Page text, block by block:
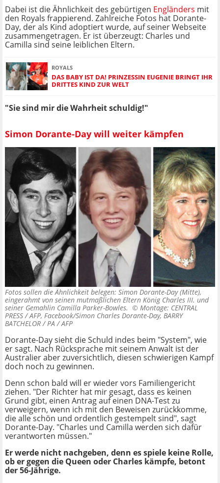
Dabei ist die Ähnlichkeit des gebürtigen Engländers mit
den Royals frappierend. Zahlreiche Fotos hat Dorante-
Day, der als Kind adoptiert wurde, auf seiner Webseite
zusammengetragen. Er ist überzeugt: Charles und
Camilla sind seine leiblichen Eltern.
ROYALS
DAS BABY IST DA! PRINZESSIN EUGENIE BRINGT IHR
DRITTES KIND ZUR WELT
"Sie sind mir die Wahrheit schuldig!"
Simon Dorante-Day will weiter kämpfen
Fotos sollen die Ähnlichkeit belegen: Simon Dorante-Day (Mitte),
eingerahmt von seinen mutmaßlichen Eltern König Charles III. und
seiner Gemahlin Camilla Parker-Bowles. © Montage: CENTRAL
PRESS / AFP, Facebook/Simon Charles Dorante-Day, BARRY
BATCHELOR / PA / AFP
Dorante-Day sieht die Schuld indes beim "System", wie
er sagt. Nach Rücksprache mit seinem Anwalt ist der
Australier aber zuversichtlich, diesen schwierigen Kampf
doch noch zu gewinnen.
Denn schon bald will er wieder vors Familiengericht
ziehen. "Der Richter hat mir gesagt, dass es keinen
Grund gibt, einen Antrag auf einen DNA-Test zu
verweigern, wenn ich mit den Beweisen zurückkomme,
die alle schön und ordentlich gestempelt sind", sagt
Dorante-Day. "Charles und Camilla werden sich dafür
verantworten müssen."
Er werde nicht nachgeben, denn es spiele keine Rolle,
ob er gegen die Queen oder Charles kämpfe, betont
der 56-Jährige.